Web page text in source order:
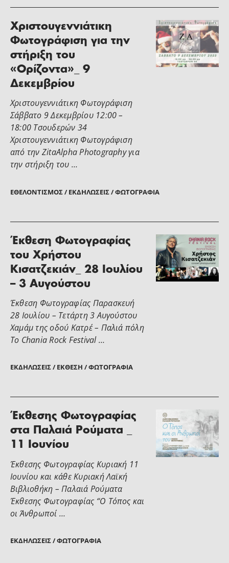
ΕΘΕΛΟΝΤΙΣΜΌΣ / ΕΚΔΗΛΏΣΕΙΣ / ΦΩΤΟΓΡΑΦΊΑ
Χριστουγεννιάτικη
Φωτογράφιση για την
στήριξη του
«Ορίζοντα»_ 9
Δεκεμβρίου
Χριστουγεννιάτικη Φωτογράφιση
Σάββατο 9 Δεκεμβρίου 12:00 –
18:00 Τσουδερών 34
Χριστουγεννιάτικη Φωτογράφιση
από την ZitaAlpha Photography για
την στήριξη του …
ΕΚΔΗΛΏΣΕΙΣ / ΈΚΘΕΣΗ / ΦΩΤΟΓΡΑΦΊΑ
Έκθεση Φωτογραφίας
του Χρήστου
Κισατζεκιάν_ 28 Ιουλίου
– 3 Αυγούστου
Έκθεση Φωτογραφίας Παρασκευή
28 Ιουλίου – Τετάρτη 3 Αυγούστου
Χαμάμ της οδού Κατρέ – Παλιά πόλη
Το Chania Rock Festival …
ΕΚΔΗΛΏΣΕΙΣ / ΦΩΤΟΓΡΑΦΊΑ
Έκθεσης Φωτογραφίας
στα Παλαιά Ρούματα _
11 Ιουνίου
Έκθεσης Φωτογραφίας Κυριακή 11
Ιουνίου και κάθε Κυριακή Λαϊκή
Βιβλιοθήκη – Παλαιά Ρούματα
Έκθεσης Φωτογραφίας “Ο Τόπος και
οι Άνθρωποί …